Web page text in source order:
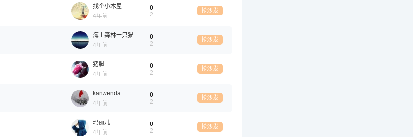
找个小木屋
4年前
0
2
抢沙发
海上森林一只猫
4年前
0
2
抢沙发
猪脚
4年前
0
2
抢沙发
kanwenda
4年前
0
2
抢沙发
玛丽儿
4年前
0
2
抢沙发